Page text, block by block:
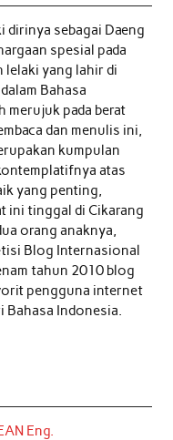
dirinya sebagai Daeng
spesial pada
lelaki yang lahir di
Bahasa
merujuk pada berat
dan menulis ini,
kumpulan
atas
yang penting,
ini tinggal di Cikarang
orang anaknya,
Blog Internasional
tahun 2010 blog
pengguna internet
Indonesia.
Eng.